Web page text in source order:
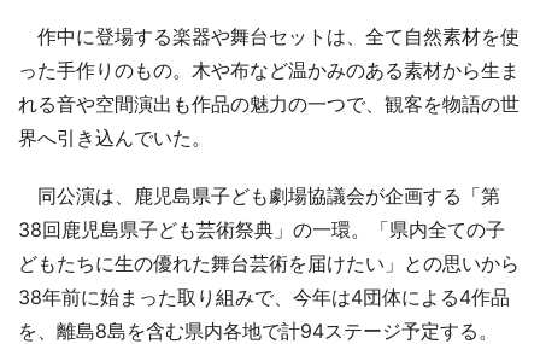
作中に登場する楽器や舞台セットは、全て自然素材を使
った手作りのもの。木や布など温かみのある素材から生ま
れる音や空間演出も作品の魅力の一つで、観客を物語の世
界へ引き込んでいた。
同公演は、鹿児島県子ども劇場協議会が企画する「第
38回鹿児島県子ども芸術祭典」の一環。「県内全ての子
どもたちに生の優れた舞台芸術を届けたい」との思いから
38年前に始まった取り組みで、今年は4団体による4作品
を、離島8島を含む県内各地で計94ステージ予定する。